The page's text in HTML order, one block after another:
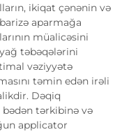
ikiqat çənənin və
aparmağa
müalicəsini
təbəqələrini
vəziyyətə
təmin edən irəli
Dəqiq
tərkibinə və
applicator